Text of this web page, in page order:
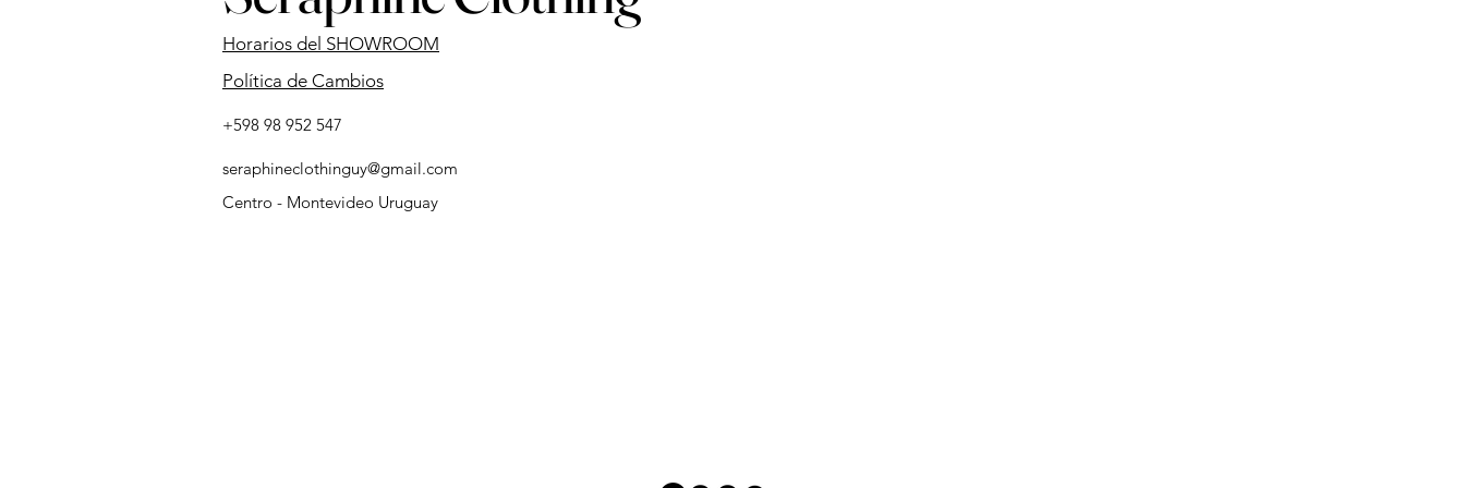
​Horarios del SHOWROOM
Política de Cambios
+598 98 952 547
seraphineclothinguy@gmail.com
Centro - Montevideo Uruguay